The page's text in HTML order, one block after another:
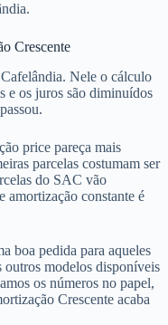
Crescente
Nele o cálculo
e os juros são diminuídos
price pareça mais
parcelas costumam ser
do SAC vão
amortização constante é
boa pedida para aqueles
outros modelos disponíveis
os números no papel,
Crescente acaba